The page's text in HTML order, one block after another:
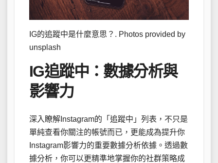
IG的追蹤中是什麼意思？. Photos provided by
unsplash
IG追蹤中：數據分析與
影響力
深入瞭解Instagram的「追蹤中」列表，不只是
單純查看你關注的帳號而已，更能成為提升你
Instagram影響力的重要數據分析依據。透過數
據分析，你可以更精準地掌握你的社群策略成